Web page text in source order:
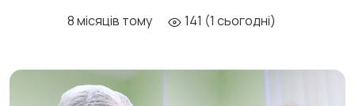
8 місяців тому 141 (1 сьогодні)